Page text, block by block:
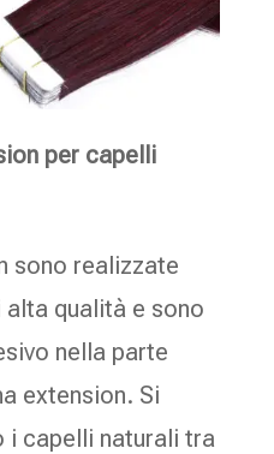
per capelli
sono realizzate
qualità e sono
nella parte
extension. Si
i capelli naturali tra